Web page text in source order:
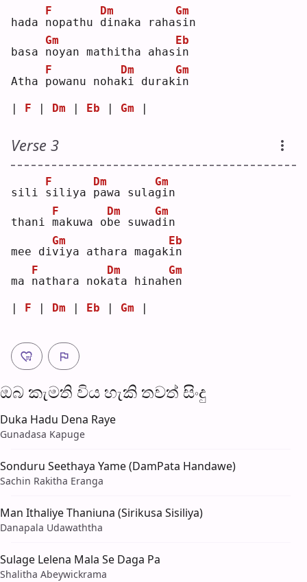
hada n
F
opathu d
Dm
inaka rahas
Gm
in
basa n
Gm
oyan mathitha ahas i
Eb
n
Atha p
F
owanu nohak
Dm
i duraki
Gm
n
| F | Dm | Eb | Gm |
Verse 3
sili s
F
iliya p
Dm
awa sulag
Gm
in
thani m
F
akuwa ob
Dm
e suwad
Gm
in
mee div
Gm
iya athara magaki
Eb
n
ma n
F
athara noka
Dm
ta hinahe
Gm
n
| F | Dm | Eb | Gm |
ඔබ කැමති විය හැ​කි තව​ත් සිංදු
Duka Hadu Dena Raye
Gunadasa Kapuge
Sonduru Seethaya Yame (DamPata Handawe)
Sachin Rakitha Eranga
Man Ithaliye Thaniuna (Sirikusa Sisiliya)
Danapala Udawaththa
Sulage Lelena Mala Se Daga Pa
Shalitha Abeywickrama